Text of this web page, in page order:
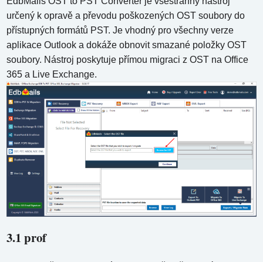
určený k opravě a převodu poškozených OST soubory do
přístupných formátů PST. Je vhodný pro všechny verze
aplikace Outlook a dokáže obnovit smazané položky OST
soubory. Nástroj poskytuje přímou migraci z OST na Office
365 a Live Exchange.
3.1 prof